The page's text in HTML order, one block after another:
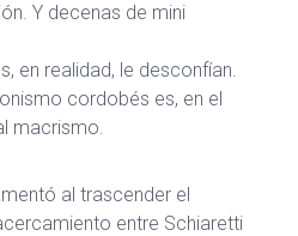
Y decenas de mini
en realidad, le desconfían.
cordobés es, en el
macrismo.
al trascender el
entre Schiaretti